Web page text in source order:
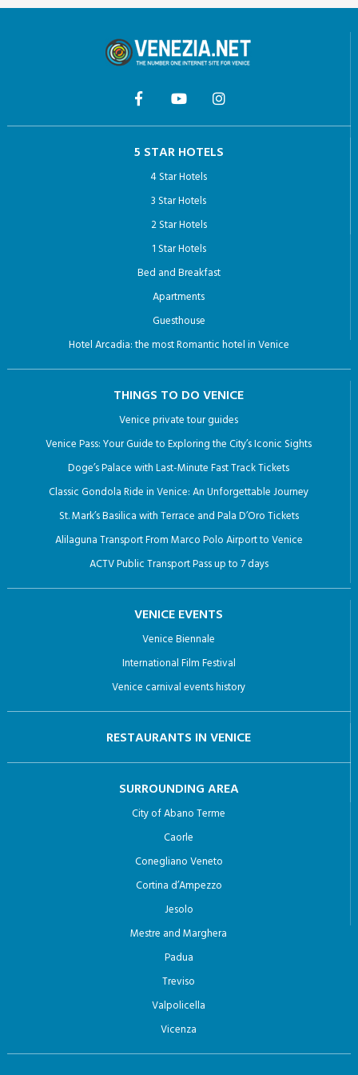
5 STAR HOTELS
4 Star Hotels
3 Star Hotels
2 Star Hotels
1 Star Hotels
Bed and Breakfast
Apartments
Guesthouse
Hotel Arcadia: the most Romantic hotel in Venice
THINGS TO DO VENICE
Venice private tour guides
Venice Pass: Your Guide to Exploring the City’s Iconic Sights
Doge’s Palace with Last-Minute Fast Track Tickets
Classic Gondola Ride in Venice: An Unforgettable Journey
St. Mark’s Basilica with Terrace and Pala D’Oro Tickets
Alilaguna Transport From Marco Polo Airport to Venice
ACTV Public Transport Pass up to 7 days
VENICE EVENTS
Venice Biennale
International Film Festival
Venice carnival events history
RESTAURANTS IN VENICE
SURROUNDING AREA
City of Abano Terme
Caorle
Conegliano Veneto
Cortina d’Ampezzo
Jesolo
Mestre and Marghera
Padua
Treviso
Valpolicella
Vicenza